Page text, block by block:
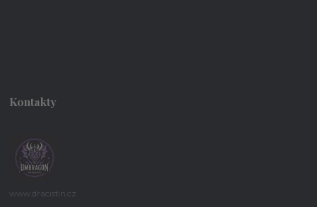
Kontakty
www.dracistin.cz